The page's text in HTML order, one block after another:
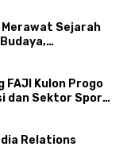
Sejarah
FAJI Kulon Progo
dan Sektor Sport
Relations